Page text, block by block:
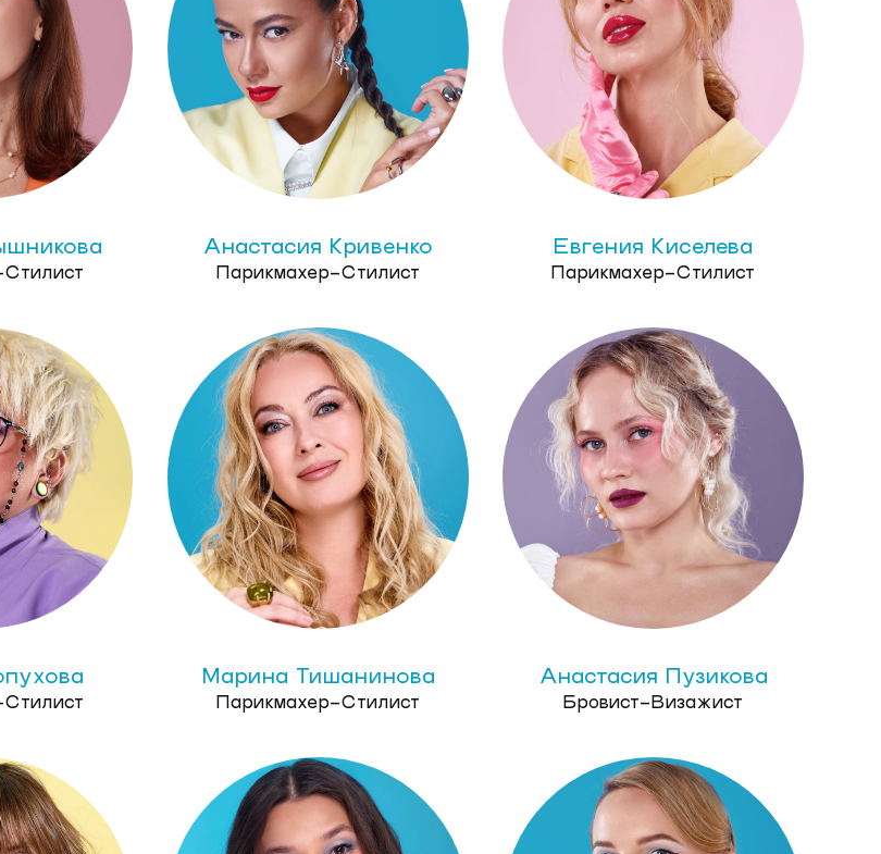
Анастасия Кривенко
Парикмахер-Стилист
Евгения Киселева
Парикмахер-Стилист
Марина Тишанинова
Парикмахер-Стилист
Анастасия Пузикова
Бровист-Визажист